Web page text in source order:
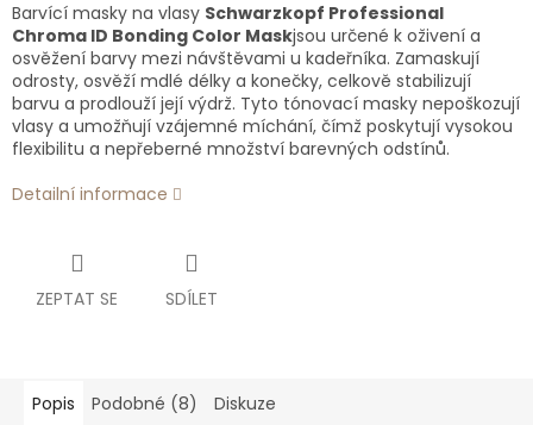
Barvící masky na vlasy Schwarzkopf Professional
Chroma ID Bonding Color Maskjsou určené k oživení a
osvěžení barvy mezi návštěvami u kadeřníka. Zamaskují
odrosty, osvěží mdlé délky a konečky, celkově stabilizují
barvu a prodlouží její výdrž. Tyto tónovací masky nepoškozují
vlasy a umožňují vzájemné míchání, čímž poskytují vysokou
flexibilitu a nepřeberné množství barevných odstínů.
Detailní informace
ZEPTAT SE SDÍLET
Popis Podobné (8) Diskuze